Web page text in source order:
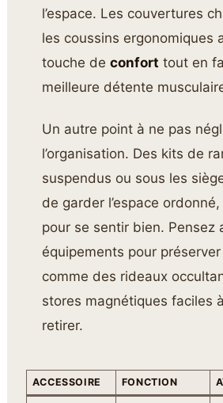
l’espace. Les couvertures
les coussins ergonomiques
touche deconfort tout en
meilleure détente
Un autre point à ne pas
l’organisation. Des kits de
suspendus ou sous les
de garder l’espace
pour se sentir bien. Pensez
équipements pour
comme des rideaux
stores magnétiques faciles
retirer.
ACCESSOIRE FONCTION